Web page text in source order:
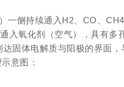
一侧持续通入H2、CO、
入氧化剂（空气），具有
固体电解质与阳极的界面
意图：